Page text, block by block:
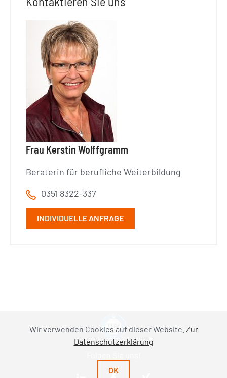
Wir verwenden Cookies auf dieser Website. Zur
Datenschutzerklärung
OK
Frau Kerstin Wolffgramm
Beraterin für berufliche Weiterbildung
0351 8322-337
INDIVIDUELLE ANFRAGE